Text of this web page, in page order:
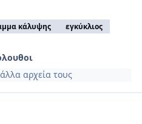
κάλυψης
εγκύκλιος
αρχεία τους